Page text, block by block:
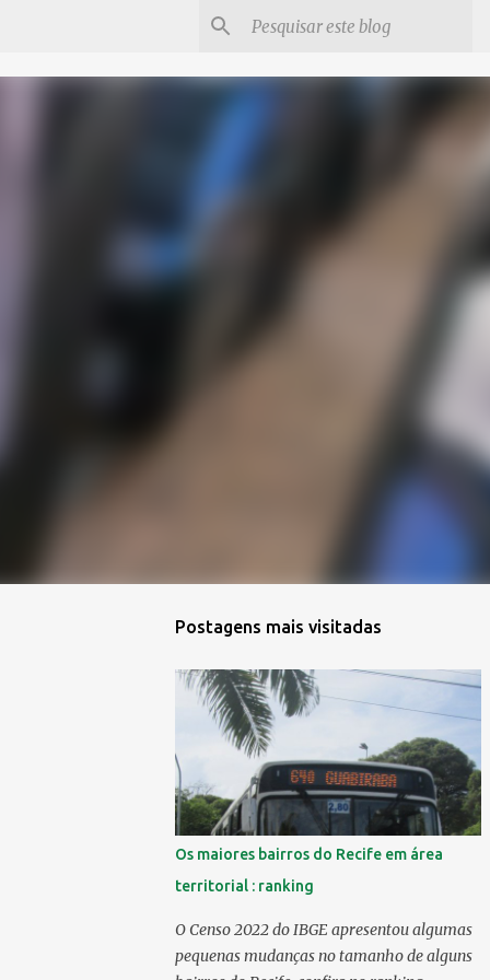
Postagens mais visitadas
Os maiores bairros do Recife em área
territorial : ranking
O Censo 2022 do IBGE apresentou algumas
pequenas mudanças no tamanho de alguns